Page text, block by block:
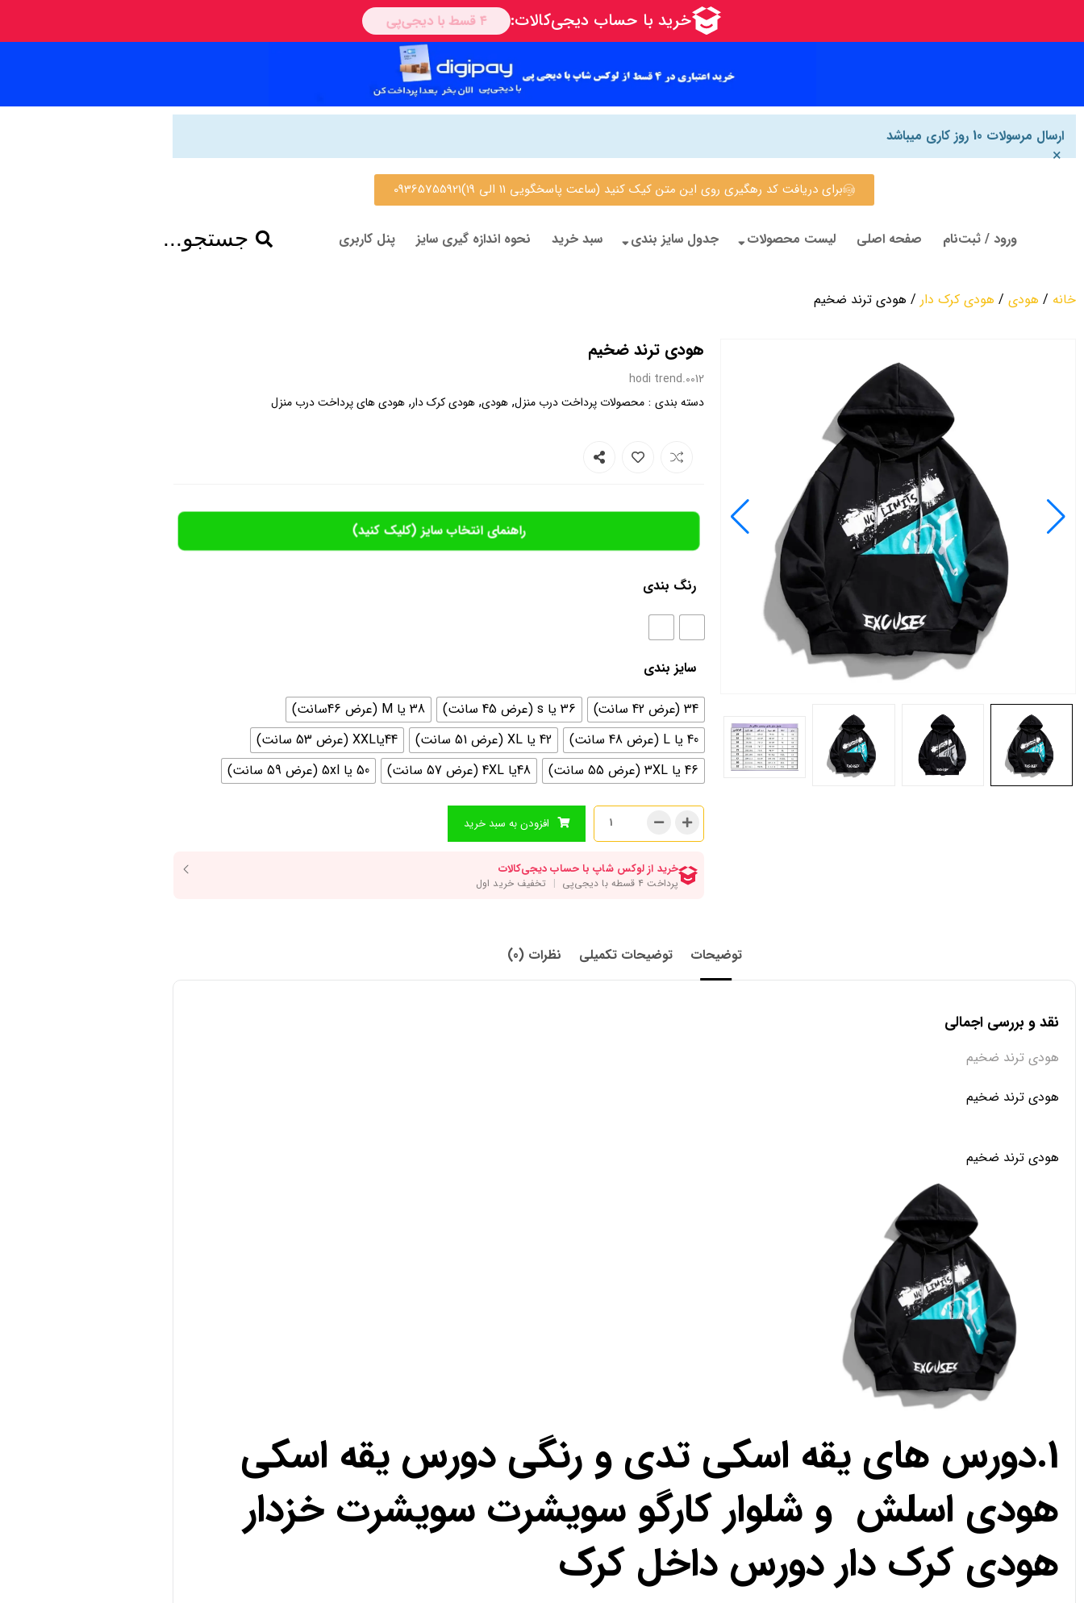
ارسال مرسولات 10 روز کاری میباشد
×
برای دریافت کد رهگیری روی این متن کیک کنید (ساعت پاسخگویی 11 الی 19)09365755921
ورود / ثبت‌نام صفحه اصلی لیست محصولات جدول سایز بندی سبد خرید نحوه اندازه گیری سایز پنل کاربری جستجو...
خانه / هودی / هودی کرک دار / هودی ترند ضخیم
هودی ترند ضخیم
0012.hodi trend
دسته بندی : محصولات پرداخت درب منزل, هودی, هودی کرک دار, هودی های پرداخت درب منزل
راهنمای انتخاب سایز (کلیک کنید)
رنگ بندی
سایز بندی
34 (عرض 42 سانت) 36 یا s (عرض 45 سانت)
38 یا M (عرض 46سانت)
40 یا L (عرض 48 سانت)
42 یا XL (عرض 51 سانت)
44یاXXL (عرض 53 سانت)
46 یا 3XL (عرض 55 سانت)
48یا 4XL (عرض 57 سانت) 50 یا 5xl (عرض 59 سانت)
افزودن به سبد خرید
توضیحات توضیحات تکمیلی نظرات (0)
نقد و بررسی اجمالی
هودی ترند ضخیم
هودی ترند ضخیم
هودی ترند ضخیم
1.دورس های یقه اسکی تدی و رنگی دورس یقه اسکی
هودی اسلش و شلوار کارگو سویشرت سویشرت خزدار
هودی کرک دار دورس داخل کرک